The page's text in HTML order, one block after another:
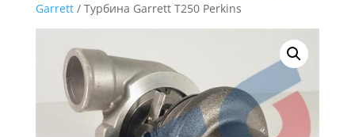
Garrett/ Турбина Garrett T250 Perkins